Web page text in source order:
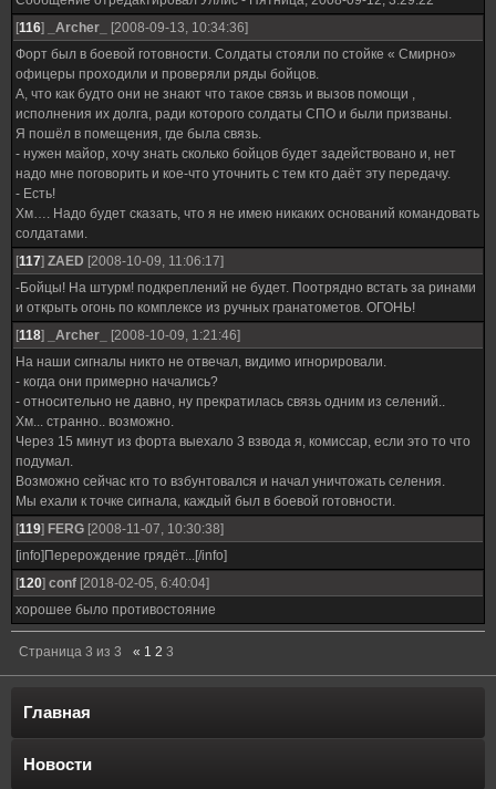
[116] _Archer_
[2008-09-13, 10:34:36]
Форт был в боевой готовности. Солдаты стояли по стойке « Смирно»
офицеры проходили и проверяли ряды бойцов.
А, что как будто они не знают что такое связь и вызов помощи ,
исполнения их долга, ради которого солдаты СПО и были призваны.
Я пошёл в помещения, где была связь.
- нужен майор, хочу знать сколько бойцов будет задействовано и, нет
надо мне поговорить и кое-что уточнить с тем кто даёт эту передачу.
- Есть!
Хм…. Надо будет сказать, что я не имею никаких оснований командовать
солдатами.
[117] ZAED [2008-10-09, 11:06:17]
-Бойцы! На штурм! подкреплений не будет. Поотрядно встать за ринами
и открыть огонь по комплексе из ручных гранатометов. ОГОНЬ!
[118] _Archer_
[2008-10-09, 1:21:46]
На наши сигналы никто не отвечал, видимо игнорировали.
- когда они примерно начались?
- относительно не давно, ну прекратилась связь одним из селений..
Хм... странно.. возможно.
Через 15 минут из форта выехало 3 взвода я, комиссар, если это то что
подумал.
Возможно сейчас кто то взбунтовался и начал уничтожать селения.
Мы ехали к точке сигнала, каждый был в боевой готовности.
[119] FERG [2008-11-07, 10:30:38]
[info]Перерождение грядёт...[/info]
[120] conf [2018-02-05, 6:40:04]
хорошее было противостояние
Страница 3 из 3 « 1 2 3
Главная
Новости